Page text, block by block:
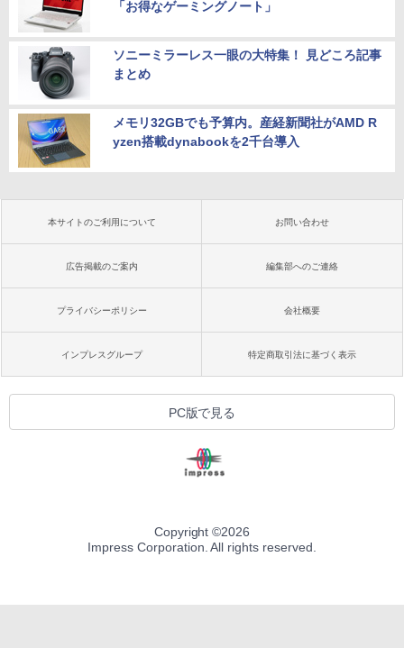
「お得なゲーミングノート」
ソニーミラーレス一眼の大特集！ 見どころ記事
まとめ
メモリ32GBでも予算内。産経新聞社がAMD R
yzen搭載dynabookを2千台導入
本サイトのご利用について お問い合わせ
広告掲載のご案内 編集部へのご連絡
プライバシーポリシー 会社概要
インプレスグループ 特定商取引法に基づく表示
PC版で見る
Copyright ©2026
Impress Corporation. All rights reserved.